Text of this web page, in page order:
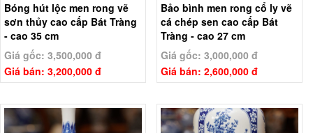
Bóng hút lộc men rong vẽ
sơn thủy cao cấp Bát Tràng
- cao 35 cm
Giá gốc: 3,500,000 đ
Giá bán: 3,200,000 đ
Bảo bình men rong cổ ly vẽ
cá chép sen cao cấp Bát
Tràng - cao 27 cm
Giá gốc: 3,000,000 đ
Giá bán: 2,600,000 đ